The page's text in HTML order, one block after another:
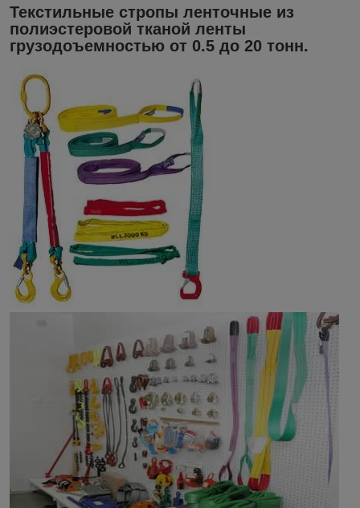
Текстильные стропы ленточные из
полиэстеровой тканой ленты
грузодоъемностью от 0.5 до 20 тонн.